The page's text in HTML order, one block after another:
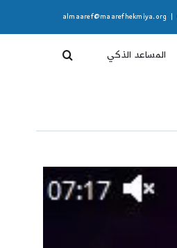
almaaref@maarefhekmiya.org
المساعد الذكي